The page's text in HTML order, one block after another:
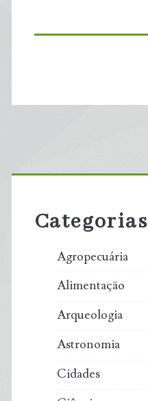
Primary
Sidebar
Categorias
Agropecuária
Alimentação
Arqueologia
Astronomia
Cidades